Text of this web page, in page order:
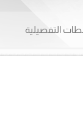
التفصيلية